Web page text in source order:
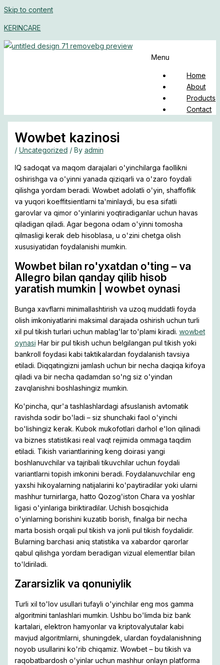
Skip to content
KERINCARE
Menu
Home
About
Products
Contact
Wowbet kazinosi
/ Uncategorized / By admin
IQ sadoqat va maqom darajalari o'yinchilarga faollikni
oshirishga va o'yinni yanada qiziqarli va o'zaro foydali
qilishga yordam beradi. Wowbet adolatli o'yin, shaffoflik
va yuqori koeffitsientlarni ta'minlaydi, bu esa sifatli
garovlar va qimor o'yinlarini yoqtiradiganlar uchun havas
qiladigan qiladi. Agar begona odam o'yinni tomosha
qilmasligi kerak deb hisoblasa, u o'zini chetga olish
xususiyatidan foydalanishi mumkin.
Wowbet bilan ro'yxatdan o'ting – va
Allegro bilan qanday qilib hisob
yaratish mumkin | wowbet oynasi
Bunga xavflarni minimallashtirish va uzoq muddatli foyda
olish imkoniyatlarini maksimal darajada oshirish uchun turli
xil pul tikish turlari uchun mablag'lar to'plami kiradi. wowbet
oynasi Har bir pul tikish uchun belgilangan pul tikish yoki
bankroll foydasi kabi taktikalardan foydalanish tavsiya
etiladi. Diqqatingizni jamlash uchun bir necha daqiqa kifoya
qiladi va bir necha qadamdan so'ng siz o'yindan
zavqlanishni boshlashingiz mumkin.
Ko'pincha, qur'a tashlashlardagi afsuslanish avtomatik
ravishda sodir bo'ladi – siz shunchaki faol o'yinchi
bo'lishingiz kerak. Kubok mukofotlari darhol e'lon qilinadi
va biznes statistikasi real vaqt rejimida ommaga taqdim
etiladi. Tikish variantlarining keng doirasi yangi
boshlanuvchilar va tajribali tikuvchilar uchun foydali
variantlarni topish imkonini beradi. Foydalanuvchilar eng
yaxshi hikoyalarning natijalarini ko'paytiradilar yoki ularni
mashhur turnirlarga, hatto Qozog'iston Chara va yoshlar
ligasi o'yinlariga biriktiradilar. Uchish bosqichida
o'yinlarning borishini kuzatib borish, finalga bir necha
marta bosish orqali pul tikish va jonli pul tikish foydalidir.
Bularning barchasi aniq statistika va xabardor qarorlar
qabul qilishga yordam beradigan vizual elementlar bilan
to'ldiriladi.
Zararsizlik va qonuniylik
Turli xil to'lov usullari tufayli o'yinchilar eng mos gamma
algoritmini tanlashlari mumkin. Ushbu bo'limda biz bank
kartalari, elektron hamyonlar va kriptovalyutalar kabi
mavjud algoritmlarni, shuningdek, ulardan foydalanishning
noyob usullarini ko'rib chiqamiz. Wowbet – bu tikish va
raqobatbardosh o'yinlar uchun mashhur onlayn platforma